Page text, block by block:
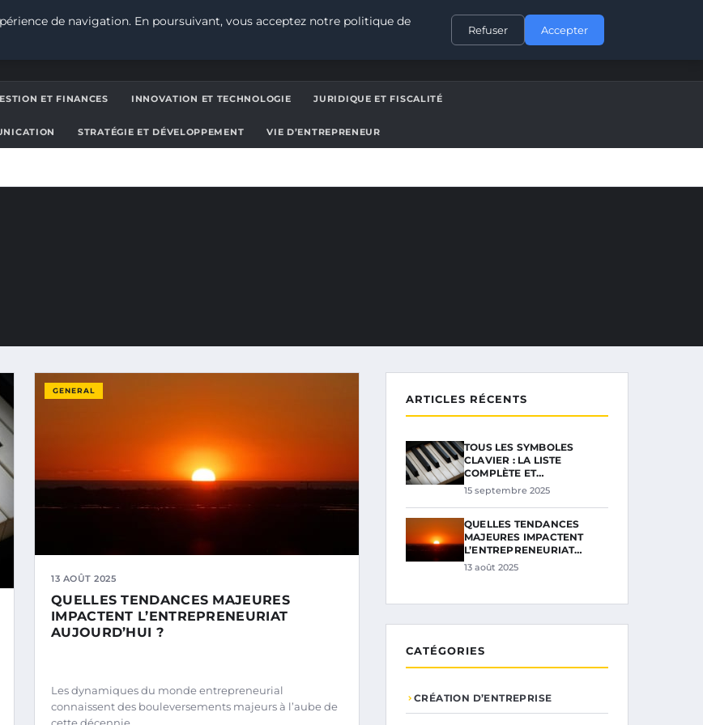
CONTACT
ET FINANCES INNOVATION ET TECHNOLOGIE JURIDIQUE ET FISCALITÉ
STRATÉGIE ET DÉVELOPPEMENT VIE D’ENTREPRENEUR
GENERAL
13 AOÛT 2025
QUELLES TENDANCES MAJEURES
IMPACTENT L’ENTREPRENEURIAT
AUJOURD’HUI ?
Les dynamiques du monde entrepreneurial
connaissent des bouleversements majeurs à l’aube de
ARTICLES RÉCENTS
TOUS LES SYMBOLES
CLAVIER : LA LISTE
COMPLÈTE ET…
15 septembre 2025
QUELLES TENDANCES
MAJEURES IMPACTENT
L’ENTREPRENEURIAT…
13 août 2025
CATÉGORIES
CRÉATION D’ENTREPRISE
de navigation. En poursuivant, vous acceptez notre politique de
Refuser Accepter